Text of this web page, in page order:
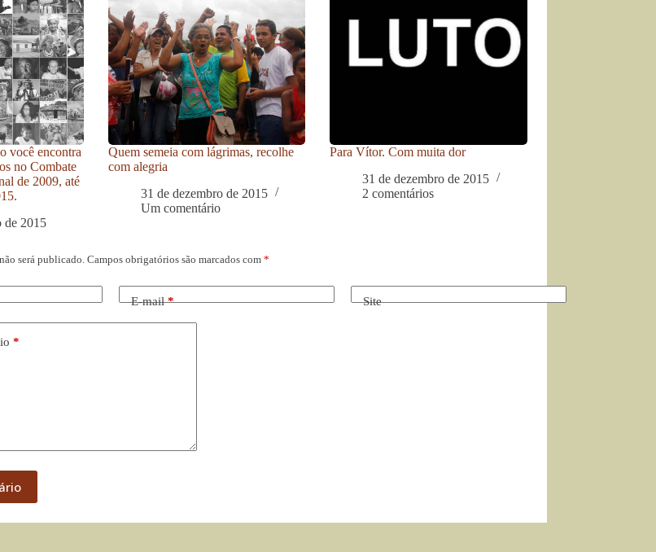
você encontra
no Combate
de 2009, até
de 2015
Quem semeia com lágrimas, recolhe
com alegria
31 de dezembro de 2015
Um comentário
Para Vítor. Com muita dor
31 de dezembro de 2015
2 comentários
será publicado. Campos obrigatórios são marcados com *
E-mail* Site
*